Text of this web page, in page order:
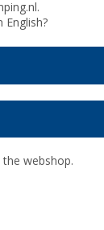
€
webshop.